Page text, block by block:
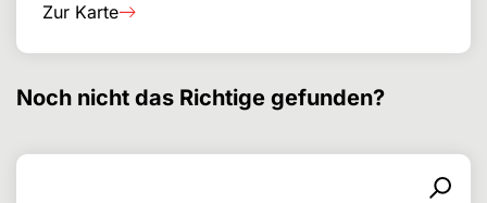
Zur Karte
Noch nicht das Richtige gefunden?
Search for